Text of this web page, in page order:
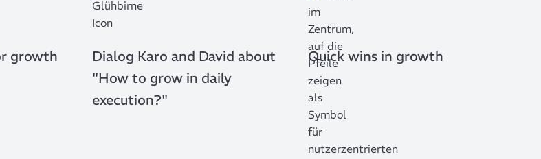
growth
Dialog Karo and David about
"How to grow in daily
execution?"
Quick wins in growth